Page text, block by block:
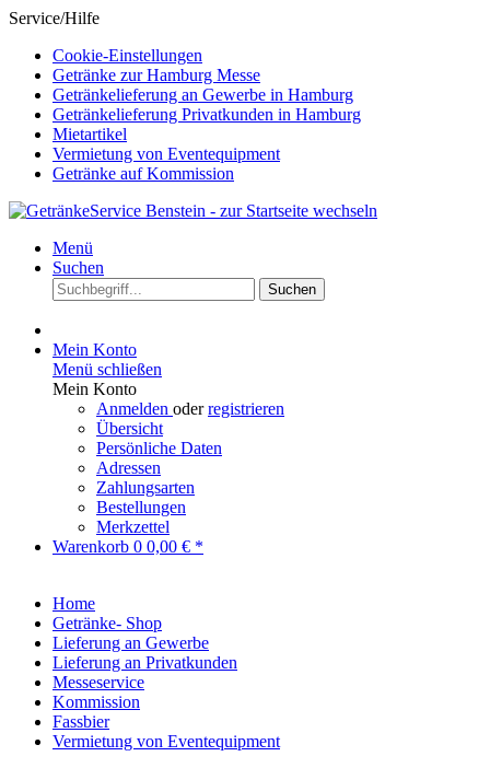
Service/Hilfe
Cookie-Einstellungen
Getränke zur Hamburg Messe
Getränkelieferung an Gewerbe in Hamburg
Getränkelieferung Privatkunden in Hamburg
Mietartikel
Vermietung von Eventequipment
Getränke auf Kommission
Menü
Suchen
Suchen
Mein Konto
Menü schließen
Mein Konto
Anmelden oderregistrieren
Übersicht
Persönliche Daten
Adressen
Zahlungsarten
Bestellungen
Merkzettel
Warenkorb 0 0,00 € *
Home
Getränke- Shop
Lieferung an Gewerbe
Lieferung an Privatkunden
Messeservice
Kommission
Fassbier
Vermietung von Eventequipment